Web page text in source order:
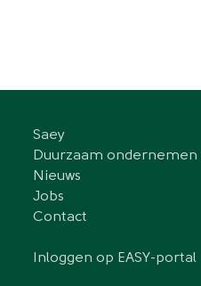
Top
Menu
Saey
Duurzaam ondernemen
Nieuws
Jobs
Contact
Inloggen op EASY-portal